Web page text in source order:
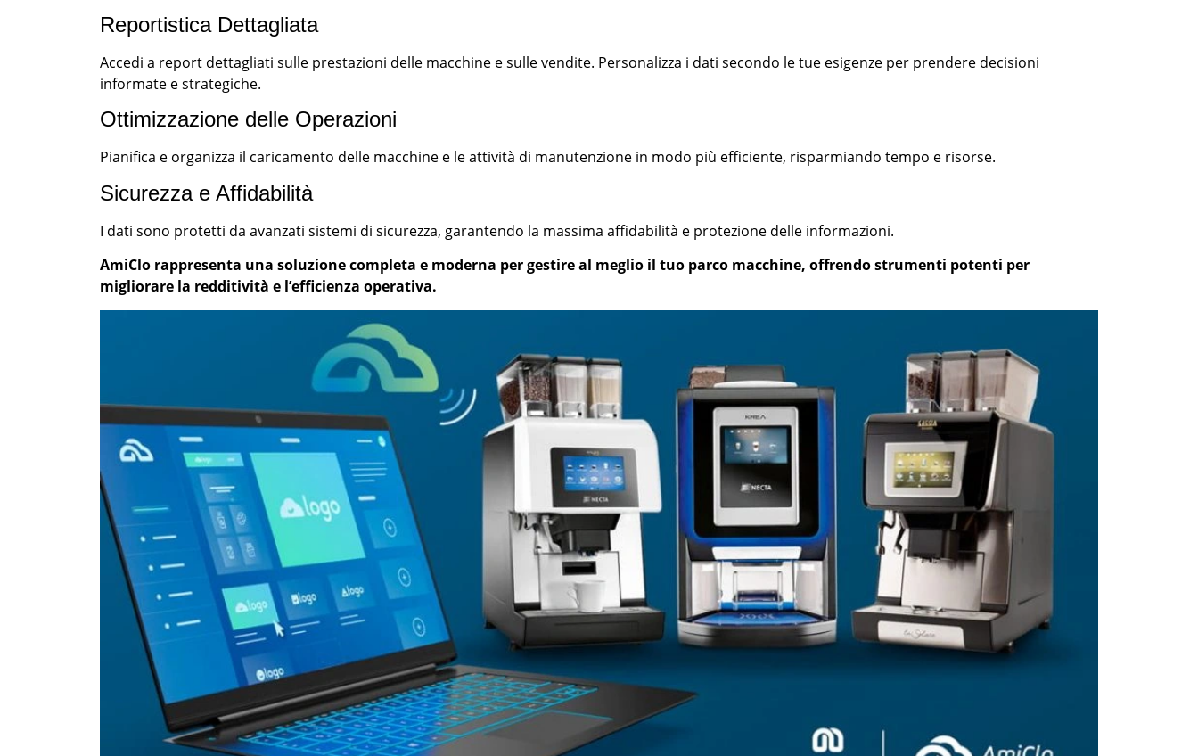
Reportistica Dettagliata
Accedi a report dettagliati sulle prestazioni delle macchine e sulle vendite. Personalizza i dati secondo le tue esigenze per prendere decisioni
informate e strategiche.
Ottimizzazione delle Operazioni
Pianifica e organizza il caricamento delle macchine e le attività di manutenzione in modo più efficiente, risparmiando tempo e risorse.
Sicurezza e Affidabilità
I dati sono protetti da avanzati sistemi di sicurezza, garantendo la massima affidabilità e protezione delle informazioni.
AmiClo rappresenta una soluzione completa e moderna per gestire al meglio il tuo parco macchine, offrendo strumenti potenti per
migliorare la redditività e l’efficienza operativa.